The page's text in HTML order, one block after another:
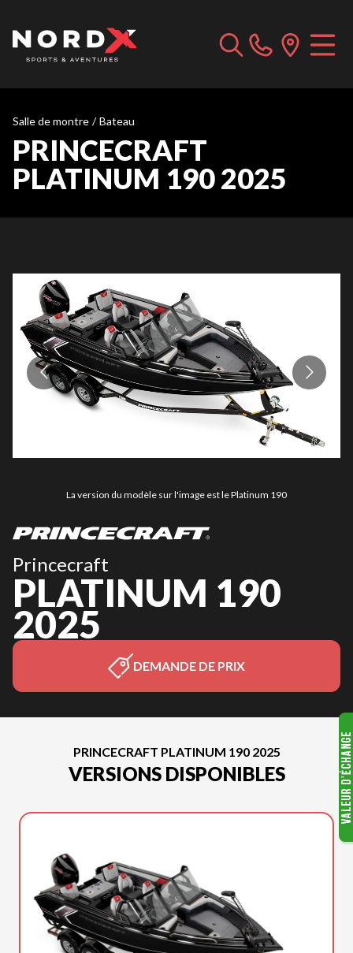
Salle de montre / Bateau
PRINCECRAFT
PLATINUM 190 2025
La version du modèle sur l'image est le Platinum 190
Princecraft
PLATINUM 190
2025
DEMANDE DE PRIX
PRINCECRAFT PLATINUM 190 2025
VERSIONS DISPONIBLES